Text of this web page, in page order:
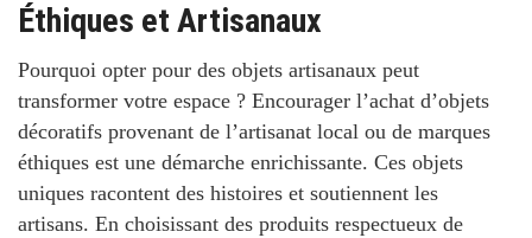
Éthiques et Artisanaux
Pourquoi opter pour des objets artisanaux peut
transformer votre espace ? Encourager l’achat d’objets
décoratifs provenant de l’artisanat local ou de marques
éthiques est une démarche enrichissante. Ces objets
uniques racontent des histoires et soutiennent les
artisans. En choisissant des produits respectueux de